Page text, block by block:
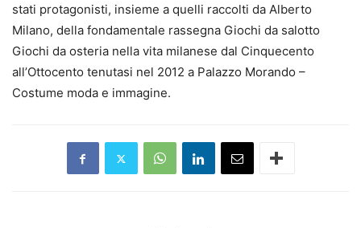
stati protagonisti, insieme a quelli raccolti da Alberto
Milano, della fondamentale rassegna Giochi da salotto
Giochi da osteria nella vita milanese dal Cinquecento
all’Ottocento tenutasi nel 2012 a Palazzo Morando –
Costume moda e immagine.